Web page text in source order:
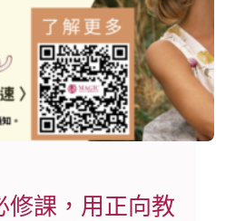
修課，用正向教